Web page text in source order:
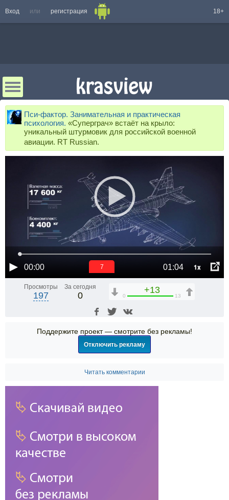
Вход или регистрация 18+
Пси-фактор. Занимательная и практическая
психология. «Суперграч» встаёт на крыло:
уникальный штурмовик для российской военной
авиации. RT Russian.
00:00 01:04 1x
6
Просмотры
197
За сегодня
0
+13
0 13
Поддержите проект — смотрите без рекламы!
Отключить рекламу
Читать комментарии